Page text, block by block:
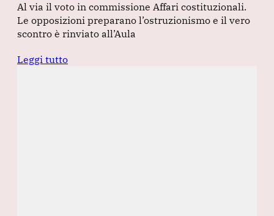
Al via il voto in commissione Affari costituzionali.
Le opposizioni preparano l’ostruzionismo e il vero
scontro è rinviato all’Aula
Leggi tutto